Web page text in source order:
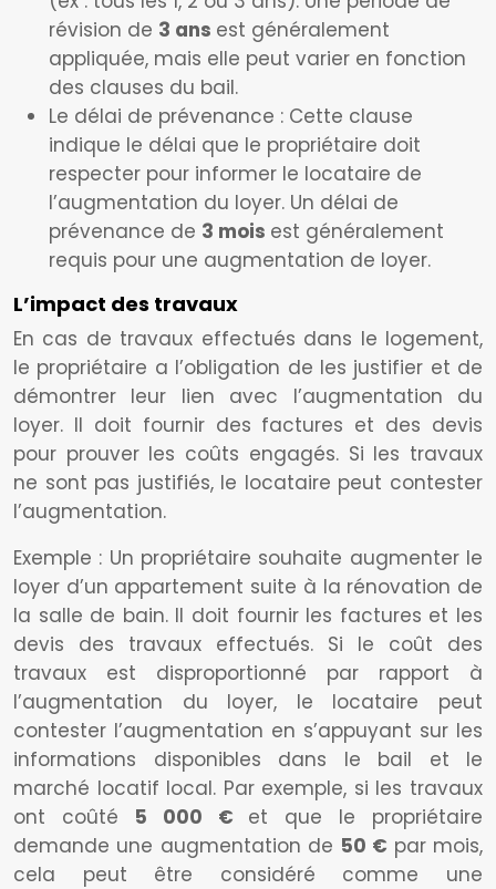
révision de 3 ans est généralement
appliquée, mais elle peut varier en fonction
des clauses du bail.
Le délai de prévenance : Cette clause
indique le délai que le propriétaire doit
respecter pour informer le locataire de
l’augmentation du loyer. Un délai de
prévenance de 3 mois est généralement
requis pour une augmentation de loyer.
L’impact des travaux
En cas de travaux effectués dans le logement,
le propriétaire a l’obligation de les justifier et de
démontrer leur lien avec l’augmentation du
loyer. Il doit fournir des factures et des devis
pour prouver les coûts engagés. Si les travaux
ne sont pas justifiés, le locataire peut contester
l’augmentation.
Exemple : Un propriétaire souhaite augmenter le
loyer d’un appartement suite à la rénovation de
la salle de bain. Il doit fournir les factures et les
devis des travaux effectués. Si le coût des
travaux est disproportionné par rapport à
l’augmentation du loyer, le locataire peut
contester l’augmentation en s’appuyant sur les
informations disponibles dans le bail et le
marché locatif local. Par exemple, si les travaux
ont coûté 5 000 € et que le propriétaire
demande une augmentation de 50 € par mois,
cela peut être considéré comme une